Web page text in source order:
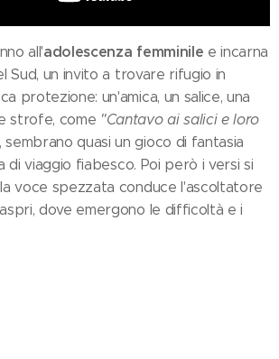
all'adolescenza femminile e incarna
Sud, un invito a trovare rifugio in
protezione: un'amica, un salice, una
strofe, come "Cantavo ai salici e loro
sembrano quasi un gioco di fantasia
di viaggio fiabesco. Poi però i versi si
voce spezzata conduce l'ascoltatore
dove emergono le difficoltà e i